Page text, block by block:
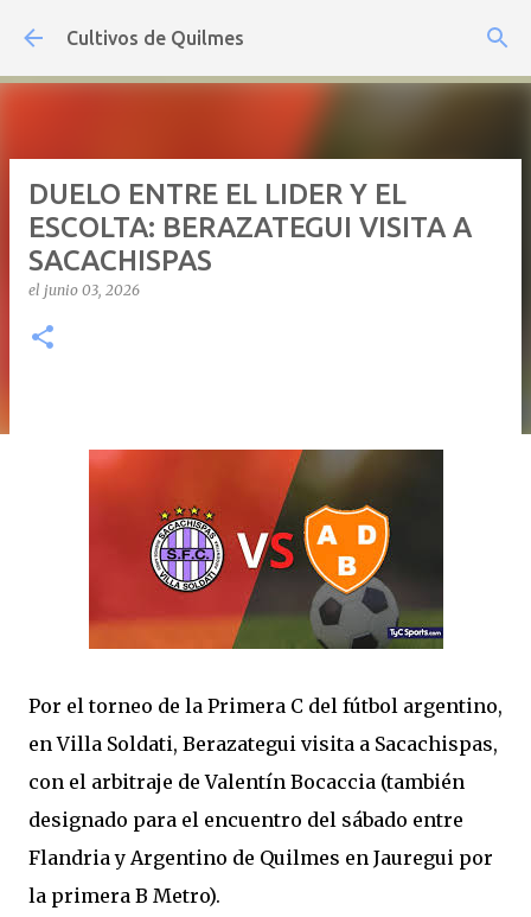
Ir al contenido principal
Cultivos de Quilmes
DUELO ENTRE EL LIDER Y EL
ESCOLTA: BERAZATEGUI VISITA A
SACACHISPAS
el junio 03, 2026
Por el torneo de la Primera C del fútbol argentino,
en Villa Soldati, Berazategui visita a Sacachispas,
con el arbitraje de Valentín Bocaccia (también
designado para el encuentro del sábado entre
Flandria y Argentino de Quilmes en Jauregui por
la primera B Metro).